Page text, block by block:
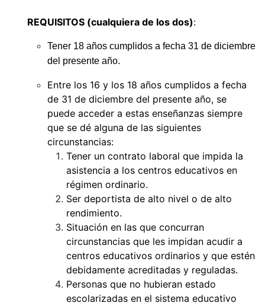
REQUISITOS (cualquiera de los dos):
Tener 18 años cumplidos a fecha 31 de diciembre
del presente año.
Entre los 16 y los 18 años cumplidos a fecha
de 31 de diciembre del presente año, se
puede acceder a estas enseñanzas siempre
que se dé alguna de las siguientes
circunstancias:
Tener un contrato laboral que impida la
asistencia a los centros educativos en
régimen ordinario.
Ser deportista de alto nivel o de alto
rendimiento.
Situación en las que concurran
circunstancias que les impidan acudir a
centros educativos ordinarios y que estén
debidamente acreditadas y reguladas.
Personas que no hubieran estado
escolarizadas en el sistema educativo